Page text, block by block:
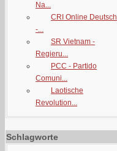
Na...
CRI Online Deutsch
-...
SR Vietnam -
Regieru...
PCC - Partido
Comuni...
Laotische
Revolution...
Schlagworte